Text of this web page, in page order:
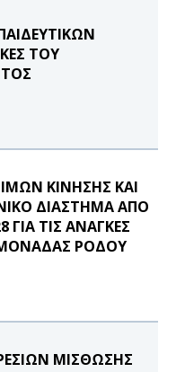
ΤΟΥ
ΚΙΝΗΣΗΣ ΚΑΙ
ΔΙΑΣΤΗΜΑ ΑΠΟ
ΓΙΑ ΤΙΣ ΑΝΑΓΚΕΣ
ΡΟΔΟΥ
ΜΙΣΘΩΣΗΣ